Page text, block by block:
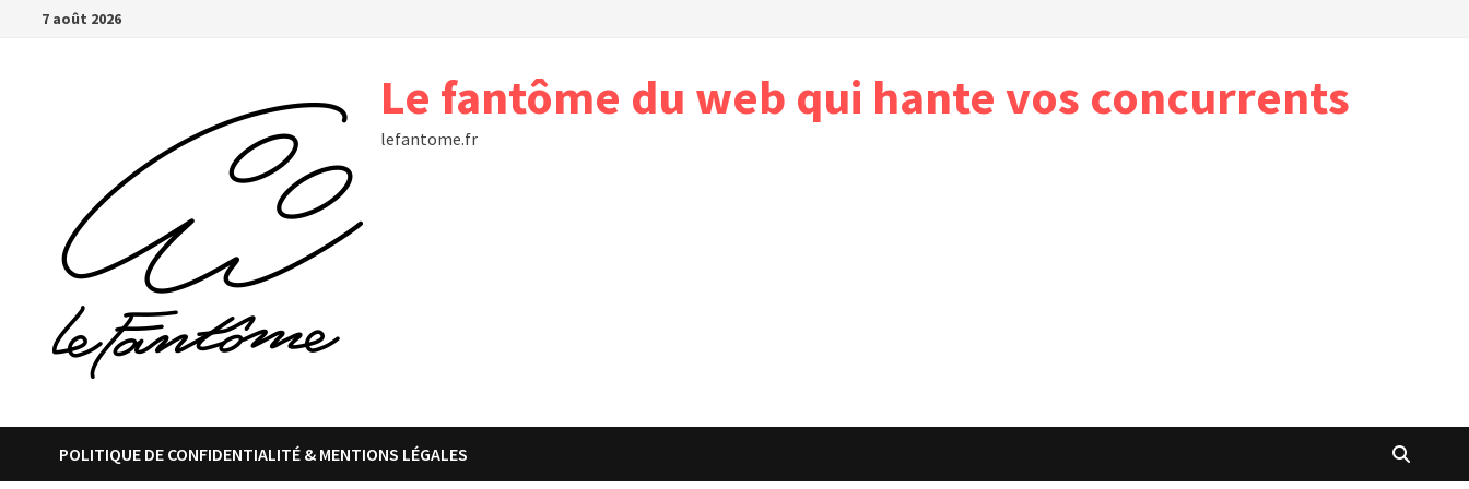
Passer7 août 2026
Le fantôme du web qui hante vos concurrents
lefantome.fr
POLITIQUE DE CONFIDENTIALITÉ & MENTIONS LÉGALES